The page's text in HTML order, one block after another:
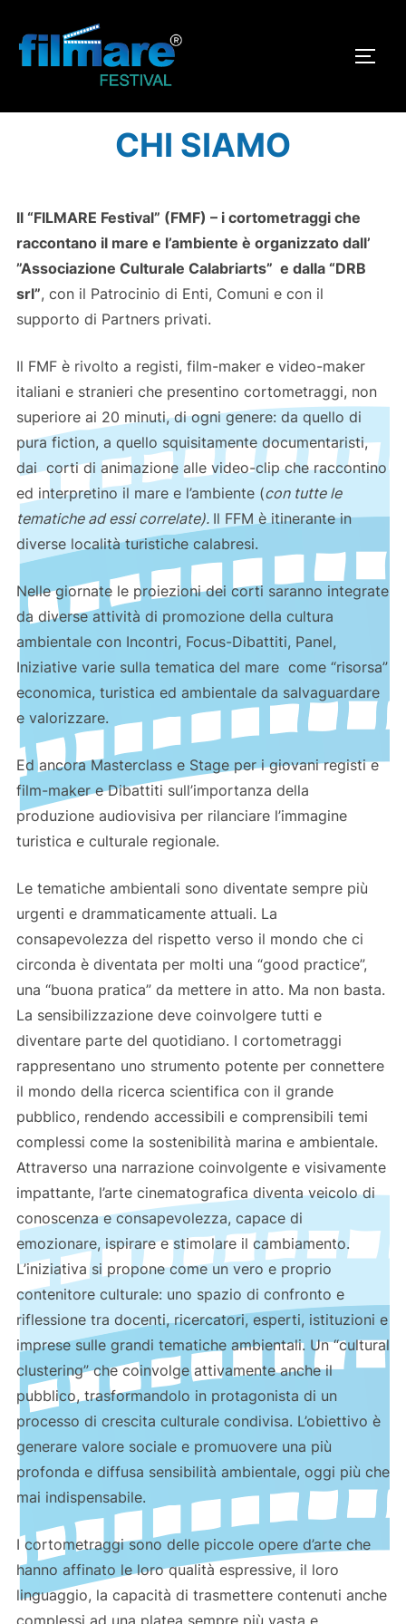
CHI SIAMO
ll “FILMARE Festival” (FMF) – i cortometraggi che
raccontano il mare e l’ambiente è organizzato dall’
”Associazione Culturale Calabriarts” e dalla “DRB
srl”, con il Patrocinio di Enti, Comuni e con il
supporto di Partners privati.
Il FMF è rivolto a registi, film-maker e video-maker
italiani e stranieri che presentino cortometraggi, non
superiore ai 20 minuti, di ogni genere: da quello di
pura fiction, a quello squisitamente documentaristi,
dai corti di animazione alle video-clip che raccontino
ed interpretino il mare e l’ambiente (con tutte le
tematiche ad essi correlate). Il FFM è itinerante in
diverse località turistiche calabresi.
Nelle giornate le proiezioni dei corti saranno integrate
da diverse attività di promozione della cultura
ambientale con Incontri, Focus-Dibattiti, Panel,
Iniziative varie sulla tematica del mare come “risorsa”
economica, turistica ed ambientale da salvaguardare
e valorizzare.
Ed ancora Masterclass e Stage per i giovani registi e
film-maker e Dibattiti sull’importanza della
produzione audiovisiva per rilanciare l’immagine
turistica e culturale regionale.
Le tematiche ambientali sono diventate sempre più
urgenti e drammaticamente attuali. La
consapevolezza del rispetto verso il mondo che ci
circonda è diventata per molti una “good practice”,
una “buona pratica” da mettere in atto. Ma non basta.
La sensibilizzazione deve coinvolgere tutti e
diventare parte del quotidiano. I cortometraggi
rappresentano uno strumento potente per connettere
il mondo della ricerca scientifica con il grande
pubblico, rendendo accessibili e comprensibili temi
complessi come la sostenibilità marina e ambientale.
Attraverso una narrazione coinvolgente e visivamente
impattante, l’arte cinematografica diventa veicolo di
conoscenza e consapevolezza, capace di
emozionare, ispirare e stimolare il cambiamento.
L’iniziativa si propone come un vero e proprio
contenitore culturale: uno spazio di confronto e
riflessione tra docenti, ricercatori, esperti, istituzioni e
imprese sulle grandi tematiche ambientali. Un “cultural
clustering” che coinvolge attivamente anche il
pubblico, trasformandolo in protagonista di un
processo di crescita culturale condivisa. L’obiettivo è
generare valore sociale e promuovere una più
profonda e diffusa sensibilità ambientale, oggi più che
mai indispensabile.
I cortometraggi sono delle piccole opere d’arte che
hanno affinato le loro qualità espressive, il loro
linguaggio, la capacità di trasmettere contenuti anche
complessi ad una platea sempre più vasta e